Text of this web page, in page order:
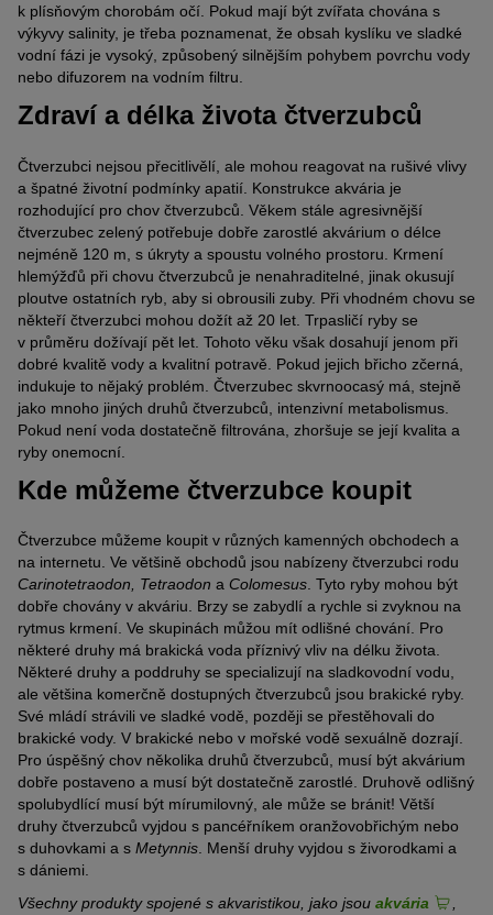
k plísňovým chorobám očí. Pokud mají být zvířata chována s
výkyvy salinity, je třeba poznamenat, že obsah kyslíku ve sladké
vodní fázi je vysoký, způsobený silnějším pohybem povrchu vody
nebo difuzorem na vodním filtru.
Zdraví a délka života čtverzubců
Čtverzubci nejsou přecitlivělí, ale mohou reagovat na rušivé vlivy
a špatné životní podmínky apatií. Konstrukce akvária je
rozhodující pro chov čtverzubců. Věkem stále agresivnější
čtverzubec zelený potřebuje dobře zarostlé akvárium o délce
nejméně 120 m, s úkryty a spoustu volného prostoru. Krmení
hlemýžďů při chovu čtverzubců je nenahraditelné, jinak okusují
ploutve ostatních ryb, aby si obrousili zuby. Při vhodném chovu se
někteří čtverzubci mohou dožít až 20 let. Trpasličí ryby se
v průměru dožívají pět let. Tohoto věku však dosahují jenom při
dobré kvalitě vody a kvalitní potravě. Pokud jejich břicho zčerná,
indukuje to nějaký problém. Čtverzubec skvrnoocasý má, stejně
jako mnoho jiných druhů čtverzubců, intenzivní metabolismus.
Pokud není voda dostatečně filtrována, zhoršuje se její kvalita a
ryby onemocní.
Kde můžeme čtverzubce koupit
Čtverzubce můžeme koupit v různých kamenných obchodech a
na internetu. Ve většině obchodů jsou nabízeny čtverzubci rodu
Carinotetraodon, Tetraodon a Colomesus. Tyto ryby mohou být
dobře chovány v akváriu. Brzy se zabydlí a rychle si zvyknou na
rytmus krmení. Ve skupinách můžou mít odlišné chování. Pro
některé druhy má brakická voda příznivý vliv na délku života.
Některé druhy a poddruhy se specializují na sladkovodní vodu,
ale většina komerčně dostupných čtverzubců jsou brakické ryby.
Své mládí strávili ve sladké vodě, později se přestěhovali do
brakické vody. V brakické nebo v mořské vodě sexuálně dozrají.
Pro úspěšný chov několika druhů čtverzubců, musí být akvárium
dobře postaveno a musí být dostatečně zarostlé. Druhově odlišný
spolubydlící musí být mírumilovný, ale může se bránit! Větší
druhy čtverzubců vyjdou s pancéřníkem oranžovobřichým nebo
s duhovkami a s Metynnis. Menší druhy vyjdou s živorodkami a
s dániemi.
Všechny produkty spojené s akvaristikou, jako jsou akvária
,